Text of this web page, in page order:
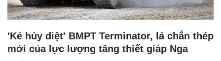
'Kẻ hủy diệt' BMPT Terminator, lá chắn thép
mới của lực lượng tăng thiết giáp Nga